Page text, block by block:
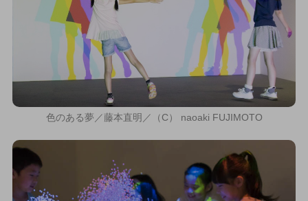
色のある夢／藤本直明／（C） naoaki FUJIMOTO